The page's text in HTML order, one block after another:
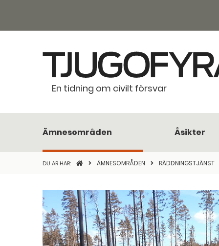
En tidning om civilt försvar
Ämnesområden Åsikter
DU ÄR HÄR: STARTSIDANÄMNESOMRÅDEN RÄDDNINGSTJÄNST